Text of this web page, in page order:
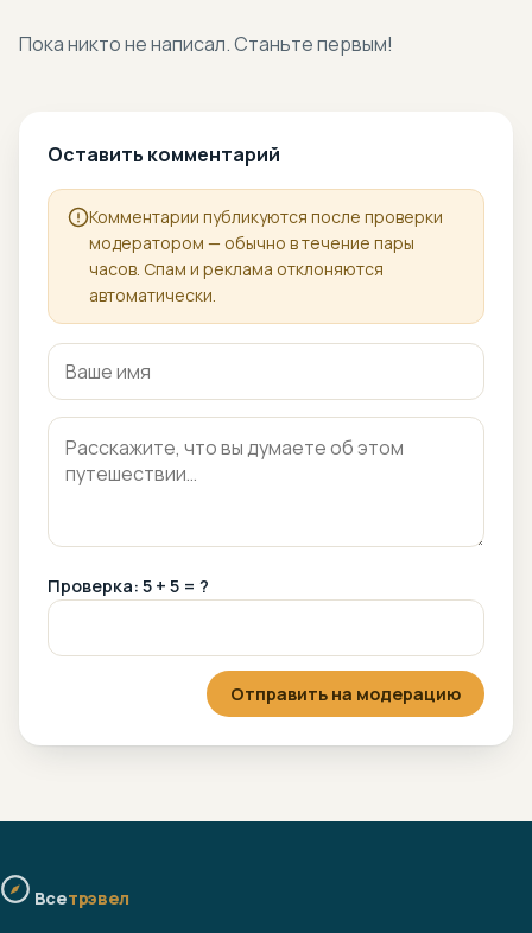
Пока никто не написал. Станьте первым!
Оставить комментарий
Комментарии публикуются после проверки
модератором — обычно в течение пары
часов. Спам и реклама отклоняются
автоматически.
Проверка: 5 + 5 = ?
Отправить на модерацию
Всетрэвел